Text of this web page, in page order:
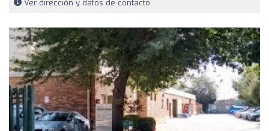
Ver dirección y datos de contacto